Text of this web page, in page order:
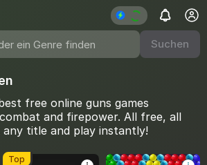
finden Suchen
free online guns games
and firepower. All free, all
title and play instantly!
Top